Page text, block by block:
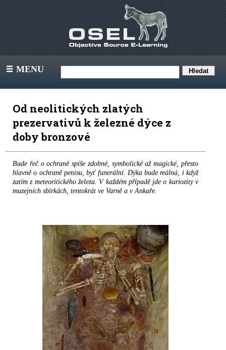
III MENU
Od neolitických zlatých
prezervativů k železné dýce z
doby bronzové
Bude řeč o ochraně spíše zdobné, symbolické až magické, přesto
hlavně o ochraně penisu, byť funerální. Dýka bude reálná, i když
zatím z meteoritického železa. V každém případě jde o kuriozity v
muzejních sbírkách, tentokrát ve Varně a v Ankaře.